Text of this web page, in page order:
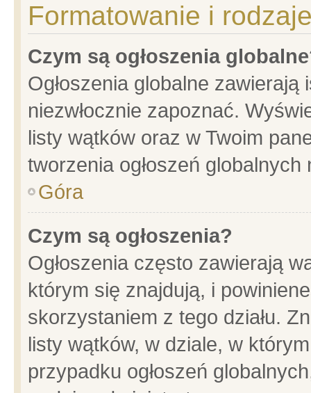
Formatowanie i
Czym są ogłoszenia
Ogłoszenia globalne
niezwłocznie zapoznać.
listy wątków oraz w Twoim
tworzenia ogłoszeń
Góra
Czym są ogłoszenia?
Ogłoszenia często zawierają
którym się znajdują, i
skorzystaniem z tego działu.
listy wątków, w dziale, w
przypadku ogłoszeń